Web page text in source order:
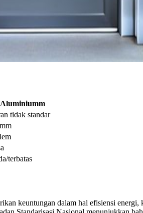
tidak standar
terbatas
keuntungan dalam hal efisiensi